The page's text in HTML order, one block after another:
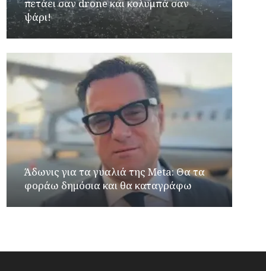
πετάει σαν drone και κολυμπά σαν
ψάρι!
Άδωνις για τα γυαλιά της Meta: Θα τα
φοράω δημόσια και θα καταγράφω